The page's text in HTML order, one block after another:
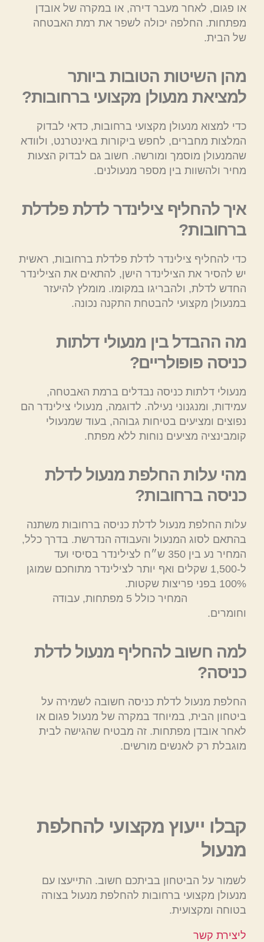
או פגום, לאחר מעבר דירה, או במקרה של אובדן
מפתחות. החלפה יכולה לשפר את רמת האבטחה
של הבית.
מהן השיטות הטובות ביותר
למציאת מנעולן מקצועי ברחובות?
כדי למצוא מנעולן מקצועי ברחובות, כדאי לבדוק
המלצות מחברים, לחפש ביקורות באינטרנט, ולוודא
שהמנעולן מוסמך ומורשה. חשוב גם לבדוק הצעות
מחיר ולהשוות בין מספר מנעולנים.
איך להחליף צילינדר לדלת פלדלת
ברחובות?
כדי להחליף צילינדר לדלת פלדלת ברחובות, ראשית
יש להסיר את הצילינדר הישן, להתאים את הצילינדר
החדש לדלת, ולהבריגו במקומו. מומלץ להיעזר
במנעולן מקצועי להבטחת התקנה נכונה.
מה ההבדל בין מנעולי דלתות
כניסה פופולריים?
מנעולי דלתות כניסה נבדלים ברמת האבטחה,
עמידות, ומנגנוני נעילה. לדוגמה, מנעולי צילינדר הם
נפוצים ומציעים בטיחות גבוהה, בעוד שמנעולי
קומבינציה מציעים נוחות ללא מפתח.
מהי עלות החלפת מנעול לדלת
כניסה ברחובות?
עלות החלפת מנעול לדלת כניסה ברחובות משתנה
בהתאם לסוג המנעול והעבודה הנדרשת. בדרך כלל,
המחיר נע בין 350 ש״ח לצילינדר בסיסי ועד
ל-1,500 שקלים ואף יותר לצילינדר מתוחכם שמוגן
100% בפני פריצות שקטות.
המחיר כולל 5 מפתחות, עבודה
וחומרים.
למה חשוב להחליף מנעול לדלת
כניסה?
החלפת מנעול לדלת כניסה חשובה לשמירה על
ביטחון הבית, במיוחד במקרה של מנעול פגום או
לאחר אובדן מפתחות. זה מבטיח שהגישה לבית
מוגבלת רק לאנשים מורשים.
קבלו ייעוץ מקצועי להחלפת
מנעול
לשמור על הביטחון בביתכם חשוב. התייעצו עם
מנעולן מקצועי ברחובות להחלפת מנעול בצורה
בטוחה ומקצועית.
ליצירת קשר